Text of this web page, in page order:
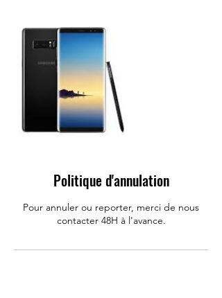
Politique d'annulation
Pour annuler ou reporter, merci de nous
contacter 48H à l'avance.